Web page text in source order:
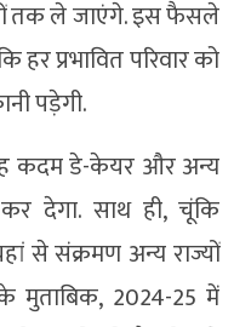
तक ले जाएंगे. इस फैसले
प्रभावित परिवार को
पड़ेगी.
कदम डे-केयर और अन्य
देगा. साथ ही, चूंकि
से संक्रमण अन्य राज्यों
2024-25 में